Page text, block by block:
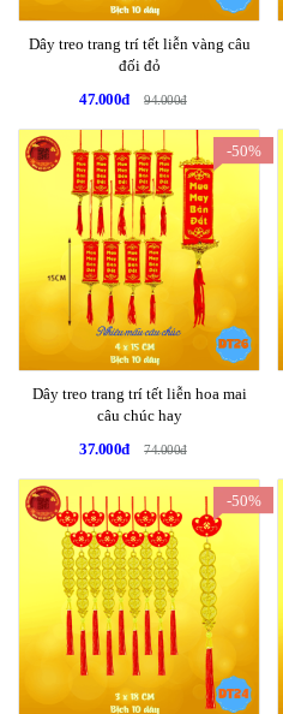
Dây treo trang trí tết liễn vàng câu
đối đỏ
47.000đ
94.000đ
-50%
Dây treo trang trí tết liễn hoa mai
câu chúc hay
37.000đ
74.000đ
-50%